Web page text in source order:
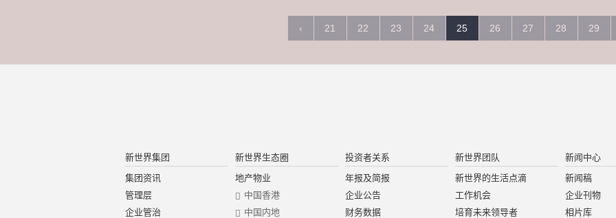
‹ 21 22 23 24 25 26 27 28 29
新世界集团
集团资讯
管理层
企业管治
新世界生态圈
地产物业
中国香港
中国内地
投资者关系
年报及简报
企业公告
财务数据
新世界团队
新世界的生活点滴
工作机会
培育未来领导者
新闻中心
新闻稿
企业刊物
相片库